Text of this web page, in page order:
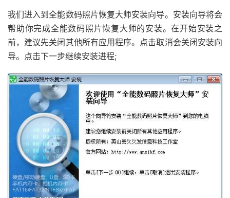
我们进入到全能数码照片恢复大师安装向导。安装向导将会
帮助你完成全能数码照片恢复大师的安装。在开始安装之
前，建议先关闭其他所有应用程序。点击取消会关闭安装向
导。点击下一步继续安装进程;